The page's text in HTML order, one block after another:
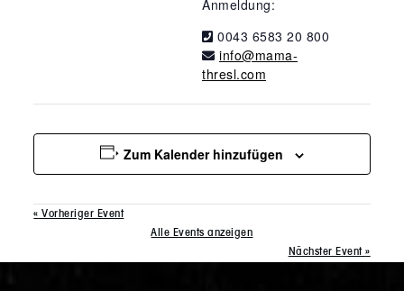
Anmeldung:
0043 6583 20 800
info@mama-
thresl.com
Zum Kalender hinzufügen
« Vorheriger Event
Alle Events anzeigen
Nächster Event»